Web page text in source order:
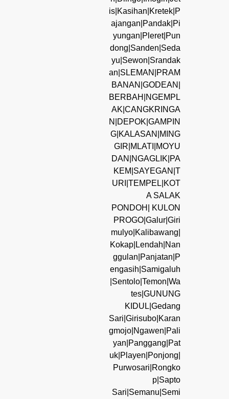
is|Kasihan|Kretek|P
ajangan|Pandak|Pi
yungan|Pleret|Pun
dong|Sanden|Seda
yu|Sewon|Srandak
an|SLEMAN|PRAM
BANAN|GODEAN|
BERBAH|NGEMPL
AK|CANGKRINGA
N|DEPOK|GAMPIN
G|KALASAN|MING
GIR|MLATI|MOYU
DAN|NGAGLIK|PA
KEM|SAYEGAN|T
URI|TEMPEL|KOT
A SALAK
PONDOH| KULON
PROGO|Galur|Giri
mulyo|Kalibawang|
Kokap|Lendah|Nan
ggulan|Panjatan|P
engasih|Samigaluh
|Sentolo|Temon|Wa
tes|GUNUNG
KIDUL|Gedang
Sari|Girisubo|Karan
gmojo|Ngawen|Pali
yan|Panggang|Pat
uk|Playen|Ponjong|
Purwosari|Rongko
p|Sapto
Sari|Semanu|Semi